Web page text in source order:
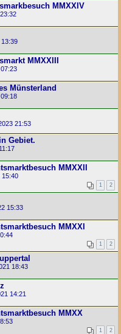
MMXXIV
MMXXIII
Münsterland
21:53
Gebiet.
MMXXII
15:40
1 2
15:33
MMXXI
1 2
18:43
14:21
MMXX
1 2